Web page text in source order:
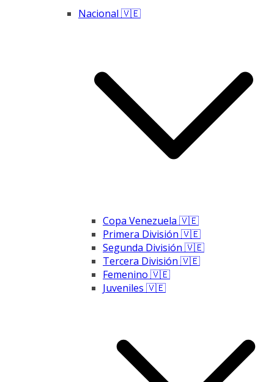
Nacional 🇻🇪
Copa Venezuela 🇻🇪
Primera División 🇻🇪
Segunda División 🇻🇪
Tercera División 🇻🇪
Femenino 🇻🇪
Juveniles 🇻🇪